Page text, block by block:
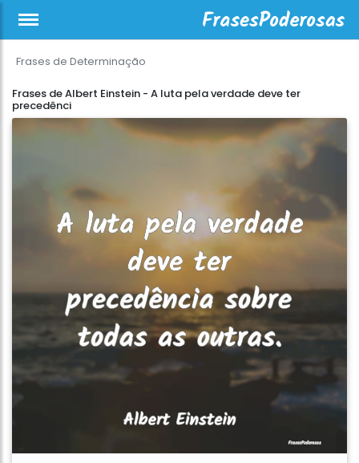
Frases de Determinação
Frases de Albert Einstein - A luta pela verdade deve ter
precedênci